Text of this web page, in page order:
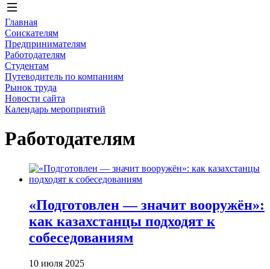
Главная
Соискателям
Предпринимателям
Работодателям
Студентам
Путеводитель по компаниям
Рынок труда
Новости сайта
Календарь мероприятий
Работодателям
«Подготовлен — значит вооружён»:
как казахстанцы подходят к
собеседованиям
10 июля 2025